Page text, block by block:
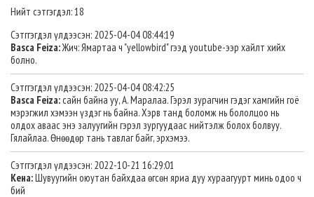
Нийт сэтгэгдэл: 18
Сэтггэгдэл үлдээсэн: 2025-04-04 08:44:19
Basca Feiza:Жич: Ямартаа ч "yellowbird" гээд youtube-ээр хайлт хийх
болно.
Сэтггэгдэл үлдээсэн: 2025-04-04 08:42:25
Basca Feiza:сайн байна уу, А. Маралаа. Гэрэл зурагчин гэдэг хамгийн гоё
мэрэгжил хэмээн үздэг нь байна. Хэрв танд боломж нь бололцоо нь
олдох аваас энэ залуугийн гэрэл зургуудаас нийтэлж болох болвуу.
Гялайлаа. Өнөөдөр тань тавлаг байг, эрхэмээ.
Сэтггэгдэл үлдээсэн: 2022-10-21 16:29:01
Кена:Шувуугийн оюутан байхдаа өгсөн яриа дуу хураагуурт минь одоо ч
бий